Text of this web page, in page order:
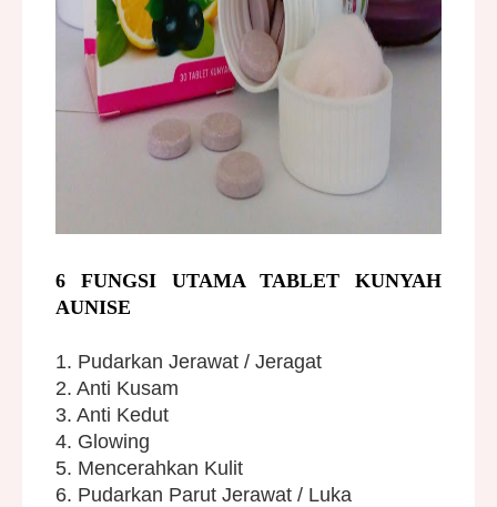
6 FUNGSI UTAMA TABLET KUNYAH
AUNISE
1. Pudarkan Jerawat / Jeragat
2. Anti Kusam
3. Anti Kedut
4. Glowing
5. Mencerahkan Kulit
6. Pudarkan Parut Jerawat / Luka